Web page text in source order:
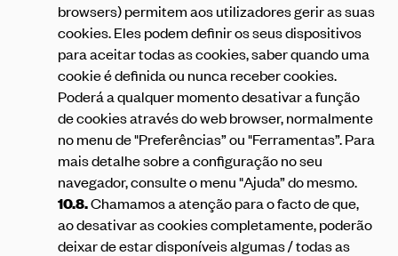
browsers) permitem aos utilizadores gerir as suas
cookies. Eles podem definir os seus dispositivos
para aceitar todas as cookies, saber quando uma
cookie é definida ou nunca receber cookies.
Poderá a qualquer momento desativar a função
de cookies através do web browser, normalmente
no menu de "Preferências” ou "Ferramentas”. Para
mais detalhe sobre a configuração no seu
navegador, consulte o menu "Ajuda” do mesmo.
10.8.Chamamos a atenção para o facto de que,
ao desativar as cookies completamente, poderão
deixar de estar disponíveis algumas / todas as